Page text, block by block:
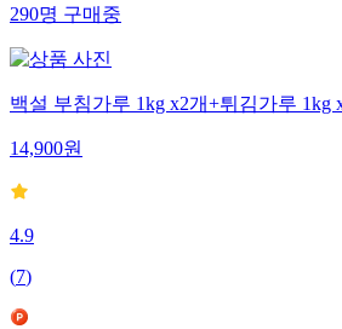
290명구매중
백설 부침가루 1kg x2개+튀김가루 1kg
14,900원
4.9
(7)